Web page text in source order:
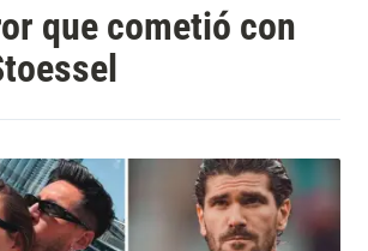
que cometió con